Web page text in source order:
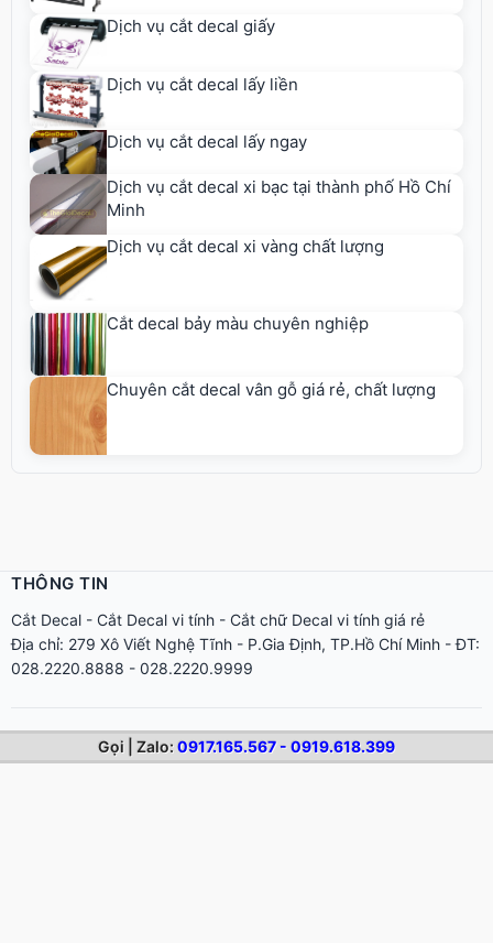
Dịch vụ cắt decal giấy
Dịch vụ cắt decal lấy liền
Dịch vụ cắt decal lấy ngay
Dịch vụ cắt decal xi bạc tại thành phố Hồ Chí
Minh
Dịch vụ cắt decal xi vàng chất lượng
Cắt decal bảy màu chuyên nghiệp
Chuyên cắt decal vân gỗ giá rẻ, chất lượng
THÔNG TIN
Cắt Decal - Cắt Decal vi tính - Cắt chữ Decal vi tính giá rẻ
Địa chỉ: 279 Xô Viết Nghệ Tĩnh - P.Gia Định, TP.Hồ Chí Minh - ĐT:
028.2220.8888 - 028.2220.9999
Gọi | Zalo:0917.165.567 - 0919.618.399